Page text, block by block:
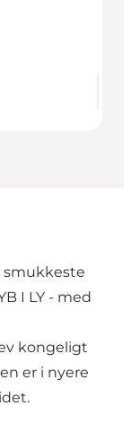
smukkeste
I LY - med
kongeligt
er i nyere